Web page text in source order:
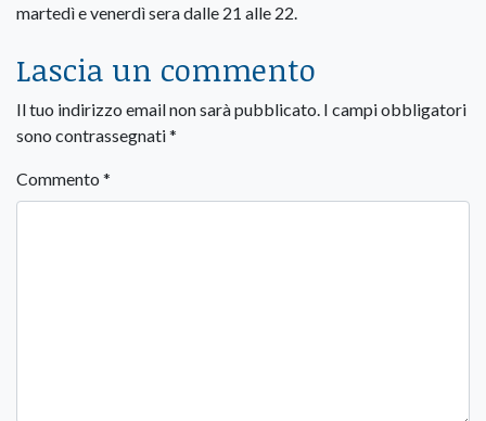
martedì e venerdì sera dalle 21 alle 22.
Lascia un commento
Il tuo indirizzo email non sarà pubblicato. I campi obbligatori
sono contrassegnati*
Commento *